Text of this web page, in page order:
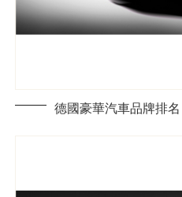
德國豪華汽車品牌排名